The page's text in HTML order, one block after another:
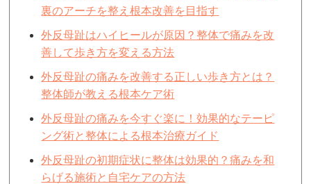
裏のアーチを整え根本改善を目指す
外反母趾はハイヒールが原因？整体で痛みを改
善して歩き方を変える方法
外反母趾の痛みを改善する正しい歩き方とは？
整体師が教える根本ケア術
外反母趾の痛みを今すぐ楽に！効果的なテーピ
ング術と整体による根本治療ガイド
外反母趾の初期症状に整体は効果的？痛みを和
らげる施術と自宅ケアの方法